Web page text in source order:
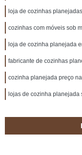
loja de cozinhas
cozinhas com móveis sob
loja de cozinha planejada
fabricante de cozinhas
cozinha planejada preço
lojas de cozinha